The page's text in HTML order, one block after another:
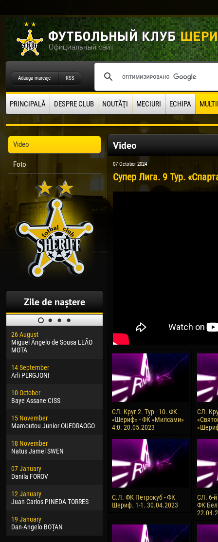
Adauga marcaje RSS
PRINCIPALĂ DESPRE CLUB NOUTĂŢI MECIURI ECHIPA
Video
Foto
Zile de naștere
26 August
Miguel Ângelo de Sousa LEÃO
MOTA
14 September
Arli PERGJONI
10 October
Baye Assane CISS
15 November
Mamoutou Junior OUEDRAOGO
18 November
Natus Jamel SWEN
07 January
Danila FOROV
12 January
Juan Carlos PINEDA TORRES
19 January
Dan-Angelo BOȚAN
30 January
Dhoraso Moreo KLAS
24 February
Vladislav COSTIN
02 March
Veaceslav COZMA
09 March
Emmanuel AFETSE
Jayder Moreno ASPRILLA
22 March
Samba KONÉ
26 March
Vitor Hugo Morais de OLIVEIRA
28 March
04
13
24
15
28
10
15
Video
07 October 2024
Супер Лига. 9 Тур.
СЛ. Круг 2. Тур - 10. ФК
«Шериф» - ФК «Милсами»
4:0. 20.05.2023
СЛ.
С.Л. ФК Петрокуб - ФК
Шериф. 1-1. 30.04.2023
СЛ. 6-
ФК